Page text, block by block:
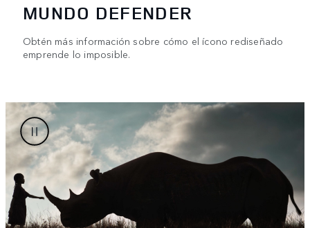
MUNDO DEFENDER
Obtén más información sobre cómo el ícono rediseñado
emprende lo imposible.